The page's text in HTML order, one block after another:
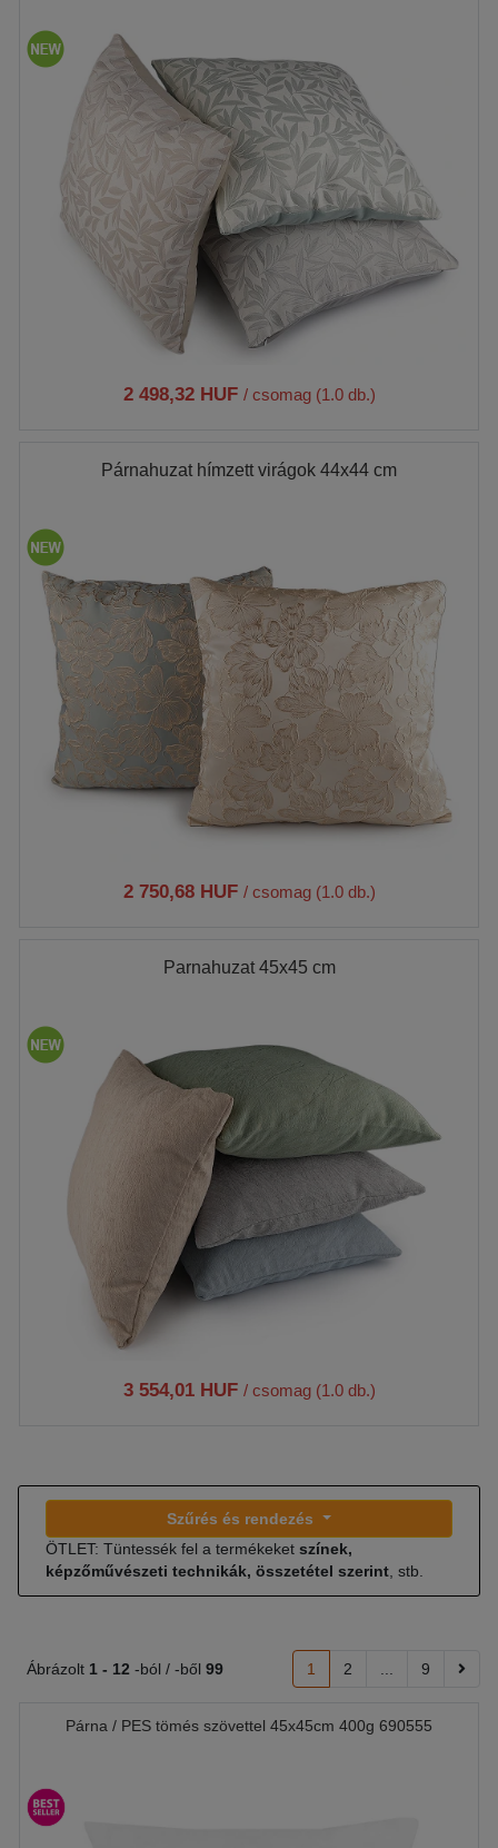
2 498,32 HUF / csomag (1.0 db.)
Párnahuzat hímzett virágok 44x44 cm
2 750,68 HUF / csomag (1.0 db.)
Parnahuzat 45x45 cm
3 554,01 HUF / csomag (1.0 db.)
Szűrés és rendezés
ÖTLET: Tüntessék fel a termékeket színek,
képzőművészeti technikák, összetétel szerint , stb.
Ábrázolt 1 - 12 -ból / -ből 99 1 2 9
Párna / PES tömés szövettel 45x45cm 400g 690555